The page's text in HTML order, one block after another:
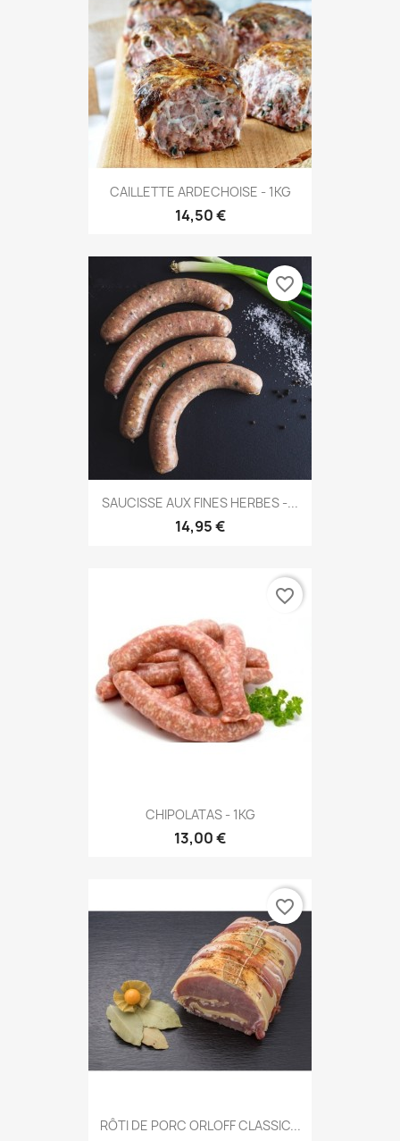
CAILLETTE ARDECHOISE - 1KG
14,50 €
SAUCISSE AUX FINES HERBES -...
14,95 €
favorite_border
CHIPOLATAS - 1KG
13,00 €
favorite_border
RÔTI DE PORC ORLOFF CLASSIC...
favorite_border